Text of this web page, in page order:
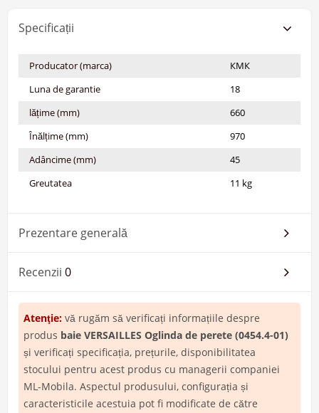
Specificații
Producator (marca)
КМК
Luna de garantie
18
lățime (mm)
660
Înălțime (mm)
970
Adâncime (mm)
45
Greutatea
11 kg
Prezentare generală
Recenzii 0
Atenţie: vă rugăm să verificați informațiile despre
produs baie VERSAILLES Oglinda de perete (0454.4-01)
și verificați specificația, prețurile, disponibilitatea
stocului pentru acest produs cu managerii companiei
ML-Mobila. Aspectul produsului, configurația și
caracteristicile acestuia pot fi modificate de către